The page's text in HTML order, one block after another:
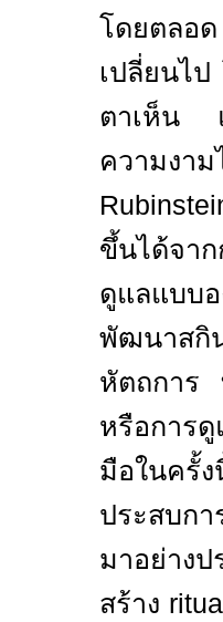
โดยตลอ
เปลี่ยนไ
ตาเห็น
ความงาม
ขึ้นได้จาก
ดูแลแบบ
พัฒนาสกิ
หัตถการ
หรือการ
มือในค
ประสบก
มาอย่าง
สร้าง